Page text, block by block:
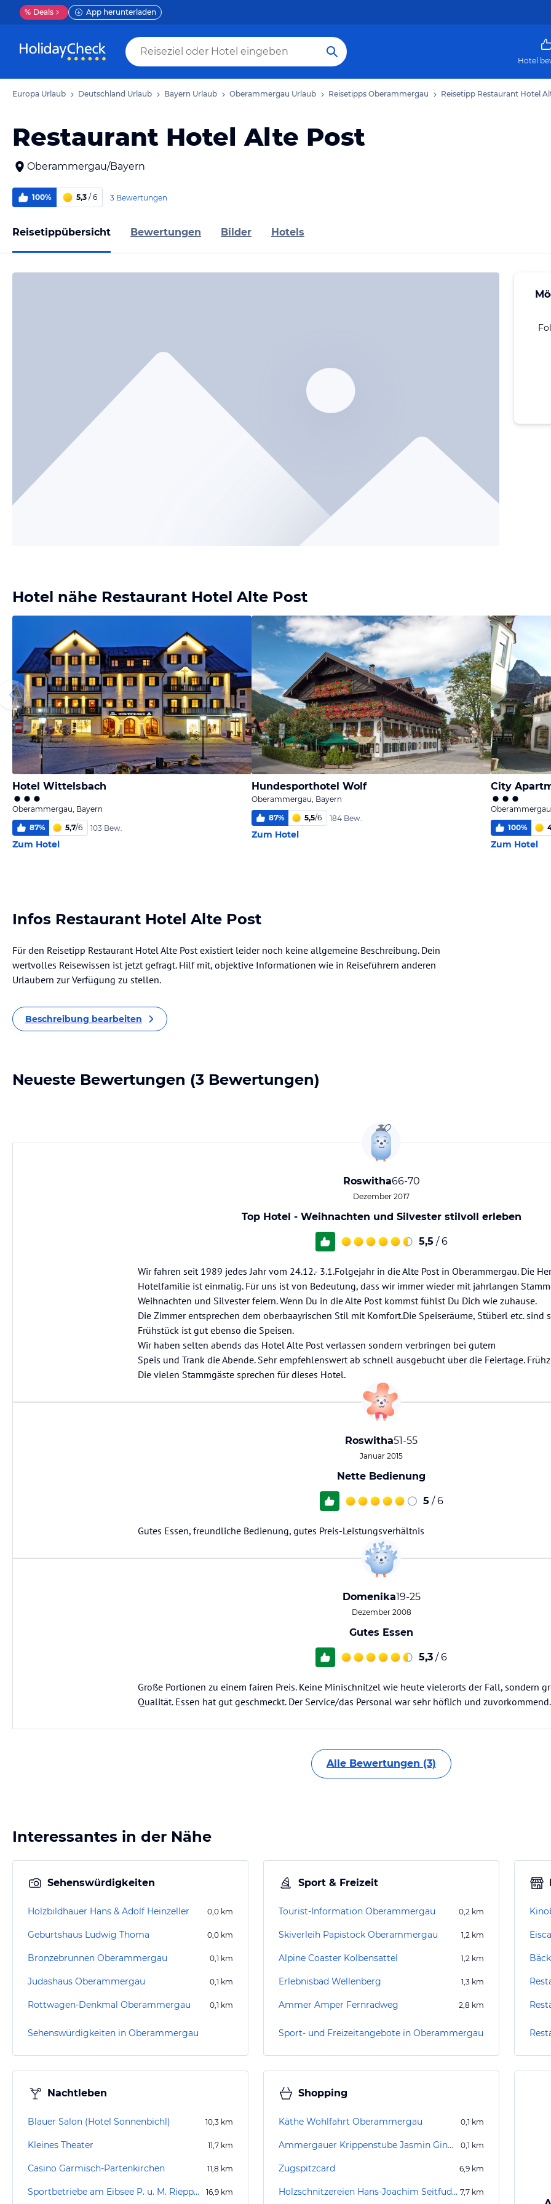
% Deals App herunterladen
Hotel
Europa Urlaub Deutschland Urlaub Bayern Urlaub Oberammergau Urlaub Reisetipps Oberammergau Reisetipp Restaurant Hotel
Restaurant Hotel Alte Post
Oberammergau/Bayern
100% 5,3 / 6 3 Bewertungen
Reisetippübersicht Bewertungen Bilder Hotels
Hotel nähe Restaurant Hotel Alte Post
Hotel Wittelsbach
Oberammergau, Bayern
87% 5,7/6 103 Bew.
Zum Hotel
Hundesporthotel Wolf
Oberammergau, Bayern
87% 5,5/6 184 Bew.
Zum Hotel
City
100%
Zum Hotel
Infos Restaurant Hotel Alte Post
Für den Reisetipp Restaurant Hotel Alte Post existiert leider noch keine allgemeine Beschreibung. Dein
wertvolles Reisewissen ist jetzt gefragt. Hilf mit, objektive Informationen wie in Reiseführern anderen
Urlaubern zur Verfügung zu stellen.
Beschreibung bearbeiten
Neueste Bewertungen (3 Bewertungen)
Roswitha66-70
Dezember 2017
Top Hotel - Weihnachten und Silvester stilvoll erleben
5,5 / 6
Wir fahren seit 1989 jedes Jahr vom 24.12.- 3.1.Folgejahr in die Alte Post in Oberammergau. Die
Hotelfamilie ist einmalig. Für uns ist von Bedeutung, dass wir immer wieder mit jahrlangen
Weihnachten und Silvester feiern. Wenn Du in die Alte Post kommst fühlst Du Dich wie zuhause.
Die Zimmer entsprechen dem oberbaayrischen Stil mit Komfort.Die Speiseräume, Stüberl etc. sind
Frühstück ist gut ebenso die Speisen.
Wir haben selten abends das Hotel Alte Post verlassen sondern verbringen bei gutem
Speis und Trank die Abende. Sehr empfehlenswert ab schnell ausgebucht über die Feiertage.
Die vielen Stammgäste sprechen für dieses Hotel.
Roswitha51-55
Januar 2015
Nette Bedienung
5 / 6
Gutes Essen, freundliche Bedienung, gutes Preis-Leistungsverhältnis
Domenika19-25
Dezember 2008
Gutes Essen
5,3 / 6
Große Portionen zu einem fairen Preis. Keine Minischnitzel wie heute vielerorts der Fall, sondern
Qualität. Essen hat gut geschmeckt. Der Service/das Personal war sehr höflich und zuvorkommend.
Alle Bewertungen (3)
Interessantes in der Nähe
Sehenswürdigkeiten
Holzbildhauer Hans & Adolf Heinzeller 0,0 km
Geburtshaus Ludwig Thoma 0,0 km
Bronzebrunnen Oberammergau 0,1 km
Judashaus Oberammergau 0,1 km
Rottwagen-Denkmal Oberammergau 0,1 km
Sehenswürdigkeiten in Oberammergau
Sport & Freizeit
Tourist-Information Oberammergau 0,2 km
Skiverleih Papistock Oberammergau 1,2 km
Alpine Coaster Kolbensattel 1,2 km
Erlebnisbad Wellenberg 1,3 km
Ammer Amper Fernradweg 2,8 km
Sport- und Freizeitangebote in Oberammergau
Nachtleben
Blauer Salon (Hotel Sonnenbichl) 10,3 km
Kleines Theater 11,7 km
Casino Garmisch-Partenkirchen 11,8 km
Sportbetriebe am Eibsee P. u. M. Rieppel KG 16,9 km
Shopping
Käthe Wohlfahrt Oberammergau 0,1 km
Ammergauer Krippenstube Jasmin Gindhart 0,1 km
Zugspitzcard 6,9 km
Holzschnitzereien Hans-Joachim Seitfudem 7,7 km